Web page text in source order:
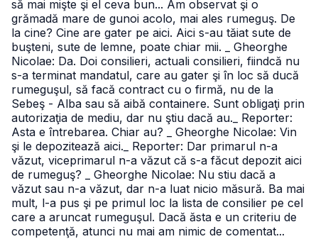
să mai mişte şi el ceva bun... Am observat şi o
grămadă mare de gunoi acolo, mai ales rumeguş. De
la cine? Cine are gater pe aici. Aici s-au tăiat sute de
buşteni, sute de lemne, poate chiar mii.
_ Gheorghe
Nicolae: Da. Doi consilieri, actuali consilieri, fiindcă nu
s-a terminat mandatul, care au gater şi în loc să ducă
rumeguşul, să facă contract cu o firmă, nu de la
Sebeş - Alba sau să aibă containere. Sunt obligaţi prin
autorizaţia de mediu, dar nu ştiu dacă au. _ Reporter:
Asta e întrebarea. Chiar au?
_ Gheorghe Nicolae: Vin
şi le depozitează aici. _ Reporter: Dar primarul n-a
văzut, viceprimarul n-a văzut că s-a făcut depozit aici
de rumeguş?
_ Gheorghe Nicolae: Nu stiu dacă a
văzut sau n-a văzut, dar n-a luat nicio măsură. Ba mai
mult, l-a pus şi pe primul loc la lista de consilier pe cel
care a aruncat rumeguşul. Dacă ăsta e un criteriu de
competenţă, atunci nu mai am nimic de comentat...